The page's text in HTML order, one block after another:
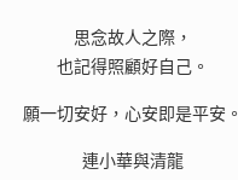
思念故人之際，
也記得照顧好自己。
願一切安好，心安即是平安。
連小華與清龍